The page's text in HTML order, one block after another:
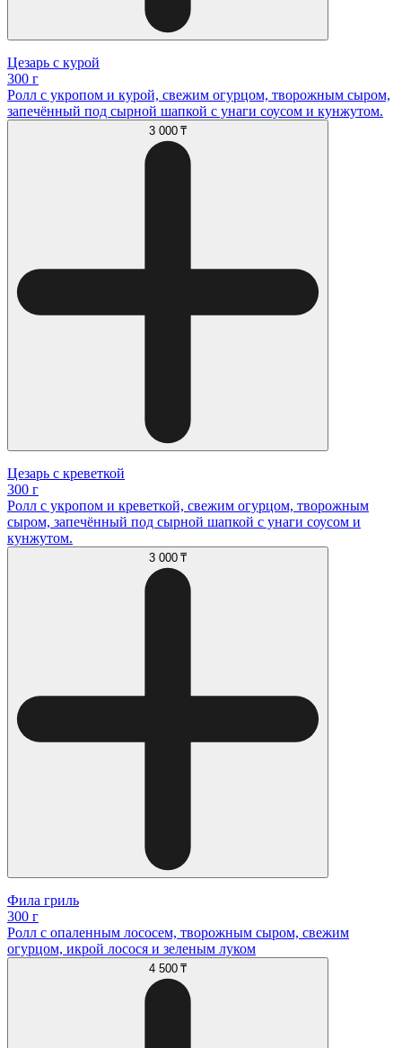
Цезарь с курой
300 г
Ролл с укропом и курой, свежим огурцом, творожным сыром,
запечённый под сырной шапкой с унаги соусом и кунжутом.
3 000 ₸
Цезарь с креветкой
300 г
Ролл с укропом и креветкой, свежим огурцом, творожным
сыром, запечённый под сырной шапкой с унаги соусом и
кунжутом.
3 000 ₸
Фила гриль
300 г
Ролл с опаленным лососем, творожным сыром, свежим
огурцом, икрой лосося и зеленым луком
4 500 ₸